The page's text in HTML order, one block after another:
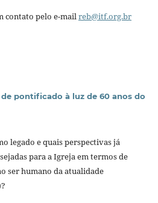
contato pelo e-mailreb@itf.org.br
de pontificado à luz de 60 anos do
legado e quais perspectivas já
para a Igreja em termos de
ser humano da atualidade